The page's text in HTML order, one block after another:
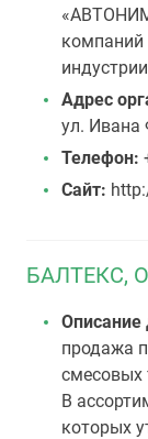
компаний
Адрес
ул. Ивана
Телефон:
Сайт:
БАЛТЕКС,
Описание
продажа
смесовых
В
которых